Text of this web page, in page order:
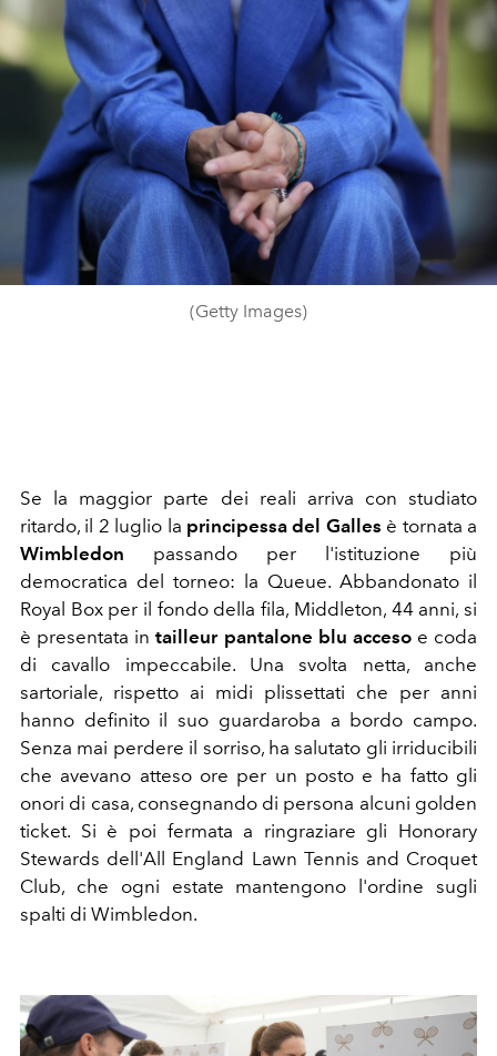
(Getty Images)
Se la maggior parte dei reali arriva con studiato
ritardo, il 2 luglio la principessa del Galles è tornata a
Wimbledon passando per l'istituzione più
democratica del torneo: la Queue. Abbandonato il
Royal Box per il fondo della fila, Middleton, 44 anni, si
è presentata intailleur pantalone blu accesoe coda
di cavallo impeccabile. Una svolta netta, anche
sartoriale, rispetto ai midi plissettati che per anni
hanno definito il suo guardaroba a bordo campo.
Senza mai perdere il sorriso, ha salutato gli irriducibili
che avevano atteso ore per un posto e ha fatto gli
onori di casa, consegnando di persona alcuni golden
ticket. Si è poi fermata a ringraziare gli Honorary
Stewards dell'All England Lawn Tennis and Croquet
Club, che ogni estate mantengono l'ordine sugli
spalti di Wimbledon.